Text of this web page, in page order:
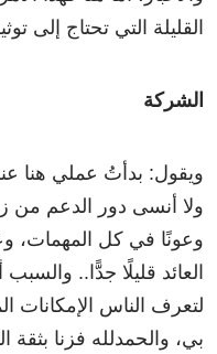
القليلة التي تحتاج إلى
الشركة
ويقول: بدأتُ عملي هنا
ولا أنسى دور الدعم من
وعونًا في كل المهمات،
العائد قليلًا جدًّا..
لتعرف الناس الإمكانات
بي، والحمدلله فزنا بثقة